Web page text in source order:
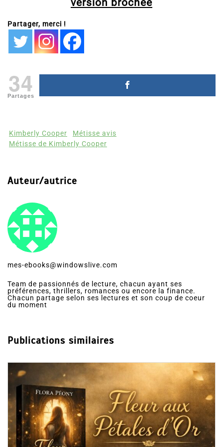
Partager, merci !
34
Partages
Kimberly Cooper
Métisse avis
Métisse de Kimberly Cooper
Auteur/autrice
mes-ebooks@windowslive.com
Team de passionnés de lecture, chacun ayant ses
préférences, thrillers, romances ou encore la finance.
Chacun partage selon ses lectures et son coup de coeur
du moment
Publications similaires